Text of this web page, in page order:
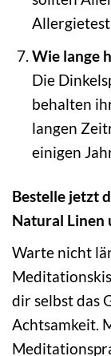
Wie lange
Die
behalten
langen
einigen
Bestelle jetzt
Natural Linen
Warte nicht
dir selbst das
Achtsamkeit.